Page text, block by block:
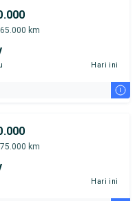
km
Hari ini
i
km
Hari ini